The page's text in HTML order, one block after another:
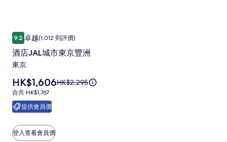
店
相
片
集
關
標
準
詳
酒
店
JAL
城
市
東
京
豐
洲
9.29.2 分 (滿分為 10 分)，卓越，(1,012 則評價)
卓越(1,012 則評價)
酒店JAL城市東京豐洲
東京
提供會員價
價
格
為
HK$1,606
HK$1,606原
HK$2,295
合
共
HK$1,767
合共 HK$1,767
酒店JAL城市東京豐洲
登入查看會員價